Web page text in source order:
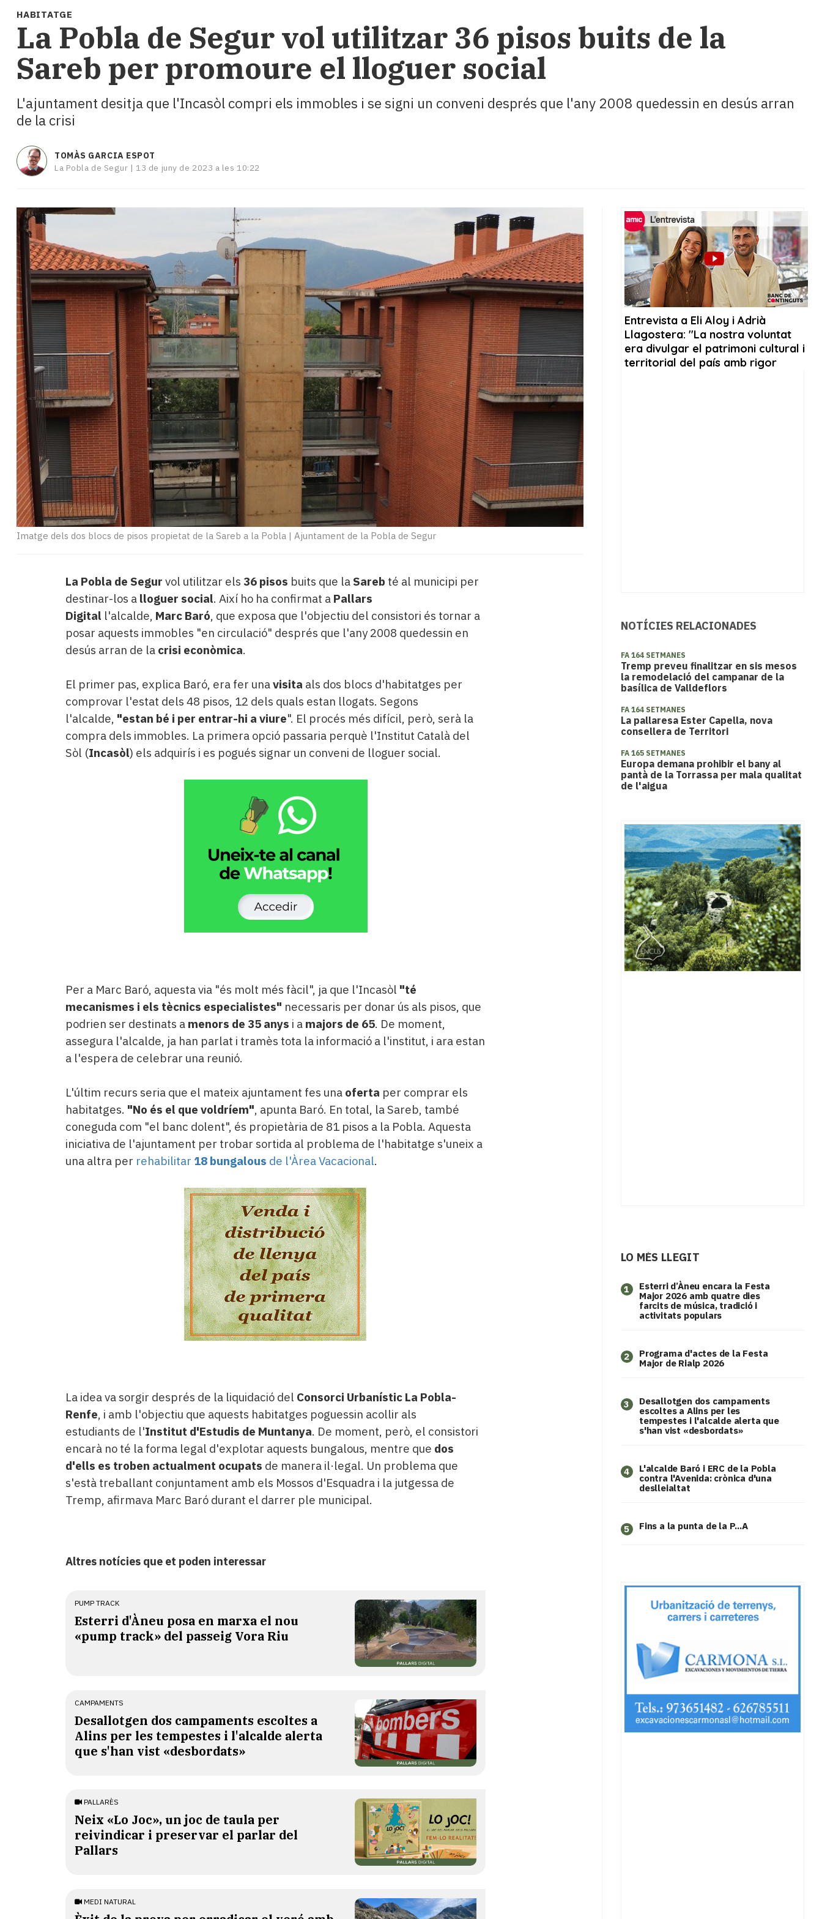
i
Cultura
Esports
Mai
tant!
i
mitjans
temps
Reportatges
Entrevistes
A
escena!
Dis
la
teva!
Subscriptors
La
newsletter
del
Pallars
Contingut
patrocinat
Lo
més
llegit...
Editorial
HABITATGE
La Pobla de Segur vol utilitzar 36 pisos buits de la
Sareb per promoure el lloguer social
L'ajuntament desitja que l'Incasòl compri els immobles i se signi un conveni després que l'any 2008 quedessin en desús arran
de la crisi
TOMÀS GARCIA ESPOT
La Pobla de Segur | 13 de juny de 2023 a les 10:22
Imatge dels dos blocs de pisos propietat de la Sareb a la Pobla | Ajuntament de la Pobla de Segur
La Pobla de Segur vol utilitzar els 36 pisos buits que la Sareb té al municipi per
destinar-los a lloguer social. Així ho ha confirmat a Pallars
Digital l'alcalde, Marc Baró, que exposa que l'objectiu del consistori és tornar a
posar aquests immobles "en circulació" després que l'any 2008 quedessin en
desús arran de lacrisi econòmica.
El primer pas, explica Baró, era fer unavisita als dos blocs d'habitatges per
comprovar l'estat dels 48 pisos, 12 dels quals estan llogats. Segons
l'alcalde, "estan bé i per entrar-hi a viure". El procés més difícil, però, serà la
compra dels immobles. La primera opció passaria perquè l'Institut Català del
Sòl (Incasòl) els adquirís i es pogués signar un conveni de lloguer social.
Per a Marc Baró, aquesta via "és molt més fàcil", ja que l'Incasòl "té
mecanismes i els tècnics especialistes" necessaris per donar ús als pisos, que
podrien ser destinats a menors de 35 anys i a majors de 65. De moment,
assegura l'alcalde, ja han parlat i tramès tota la informació a l'institut, i ara estan
a l'espera de celebrar una reunió.
L'últim recurs seria que el mateix ajuntament fes una oferta per comprar els
habitatges. "No és el que voldríem", apunta Baró. En total, la Sareb, també
coneguda com "el banc dolent", és propietària de 81 pisos a la Pobla. Aquesta
iniciativa de l'ajuntament per trobar sortida al problema de l'habitatge s'uneix a
una altra per rehabilitar 18 bungalous de l'Àrea Vacacional.
La idea va sorgir després de la liquidació del Consorci Urbanístic La Pobla-
Renfe, i amb l'objectiu que aquests habitatges poguessin acollir als
estudiants de l'Institut d'Estudis de Muntanya. De moment, però, el consistori
encarà no té la forma legal d'explotar aquests bungalous, mentre que dos
d'ells es troben actualment ocupats de manera il·legal. Un problema que
s'està treballant conjuntament amb els Mossos d'Esquadra i la jutgessa de
Tremp, afirmava Marc Baró durant el darrer ple municipal.
Altres notícies que et poden interessar
PUMP TRACK
Esterri d'Àneu posa en marxa el nou
«pump track» del passeig Vora Riu
CAMPAMENTS
​Desallotgen dos campaments escoltes a
Alins per les tempestes i l'alcalde alerta
que s'han vist «desbordats»
PALLARÈS
​Neix «Lo Joc», un joc de taula per
reivindicar i preservar el parlar del
Pallars
MEDI NATURAL
NOTÍCIES RELACIONADES
FA 164 SETMANES
Tremp preveu finalitzar en sis mesos
la remodelació del campanar de la
basílica de Valldeflors
FA 164 SETMANES
La pallaresa Ester Capella, nova
consellera de Territori
FA 165 SETMANES
Europa demana prohibir el bany al
pantà de la Torrassa per mala qualitat
de l'aigua
LO MÉS LLEGIT
1
Esterri d’Àneu encara la Festa
Major 2026 amb quatre dies
farcits de música, tradició i
activitats populars
2
Programa d'actes de la Festa
Major de Rialp 2026
3
​Desallotgen dos campaments
escoltes a Alins per les
tempestes i l'alcalde alerta que
s'han vist «desbordats»
4
L'alcalde Baró i ERC de la Pobla
contra l'Avenida: crònica d'una
deslleialtat
5 Fins a la punta de la P...A